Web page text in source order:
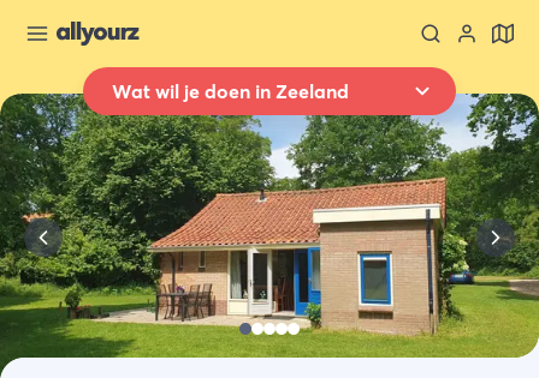
Wat wil je doen in Zeeland
Terug naar overzicht
Overnachten
Waar
Heel Zeeland
Wanneer
Selecteer datum